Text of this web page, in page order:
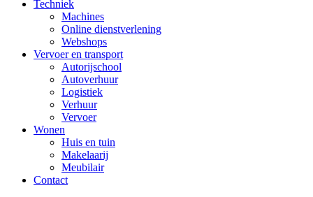
Techniek
Machines
Online dienstverlening
Webshops
Vervoer en transport
Autorijschool
Autoverhuur
Logistiek
Verhuur
Vervoer
Wonen
Huis en tuin
Makelaarij
Meubilair
Contact